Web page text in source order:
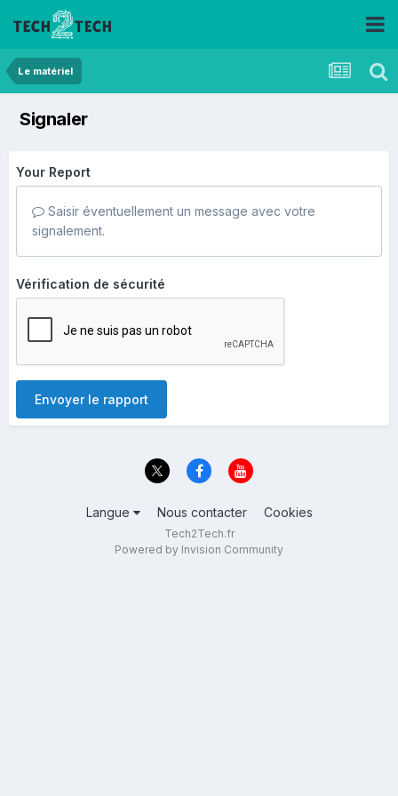
Le matériel
Signaler
Your Report
Saisir éventuellement un message avec votre
signalement.
Vérification de sécurité
Envoyer le rapport
Langue Nous contacter Cookies
Tech2Tech.fr
Powered by Invision Community